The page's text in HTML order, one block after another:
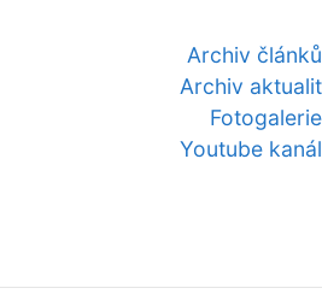
Archiv článků
Archiv aktualit
Fotogalerie
Youtube kanál